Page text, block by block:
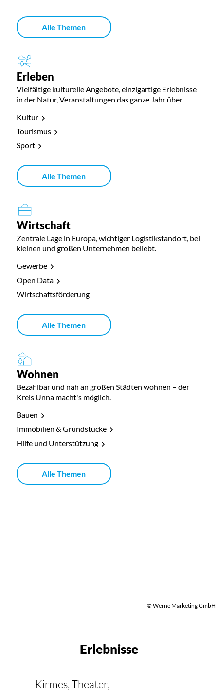
Alle Themen
Erleben
Vielfältige kulturelle Angebote, einzigartige Erlebnisse
in der Natur, Veranstaltungen das ganze Jahr über.
Kultur
Tourismus
Sport
Alle Themen
Wirtschaft
Zentrale Lage in Europa, wichtiger Logistikstandort, bei
kleinen und großen Unternehmen beliebt.
Gewerbe
Open Data
Wirtschaftsförderung
Alle Themen
Wohnen
Bezahlbar und nah an großen Städten wohnen – der
Kreis Unna macht's möglich.
Bauen
Immobilien & Grundstücke
Hilfe und Unterstützung
Alle Themen
© Werne Marketing GmbH
Erlebnisse
Kirmes, Theater,